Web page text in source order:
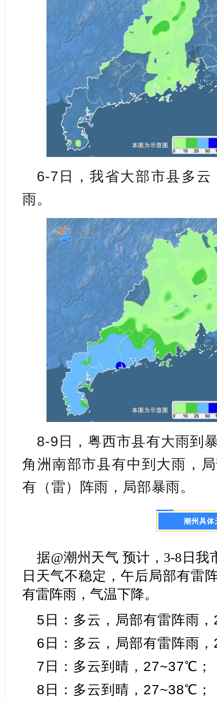
6-7 日，我省大部市县多
雨。
8-9日，粤西市县有大雨到
角洲南部市县有中到大雨，
有（雷）阵雨，局部暴雨。
潮州具体
据@潮州天气 预计，3-8日
日天气不稳定，午后局部有雷
有雷阵雨，气温下降。
5日：多云，局部有雷阵雨
6日：多云，局部有雷阵雨
7日：多云到晴，27~37℃；
8日：多云到晴，27~38℃；